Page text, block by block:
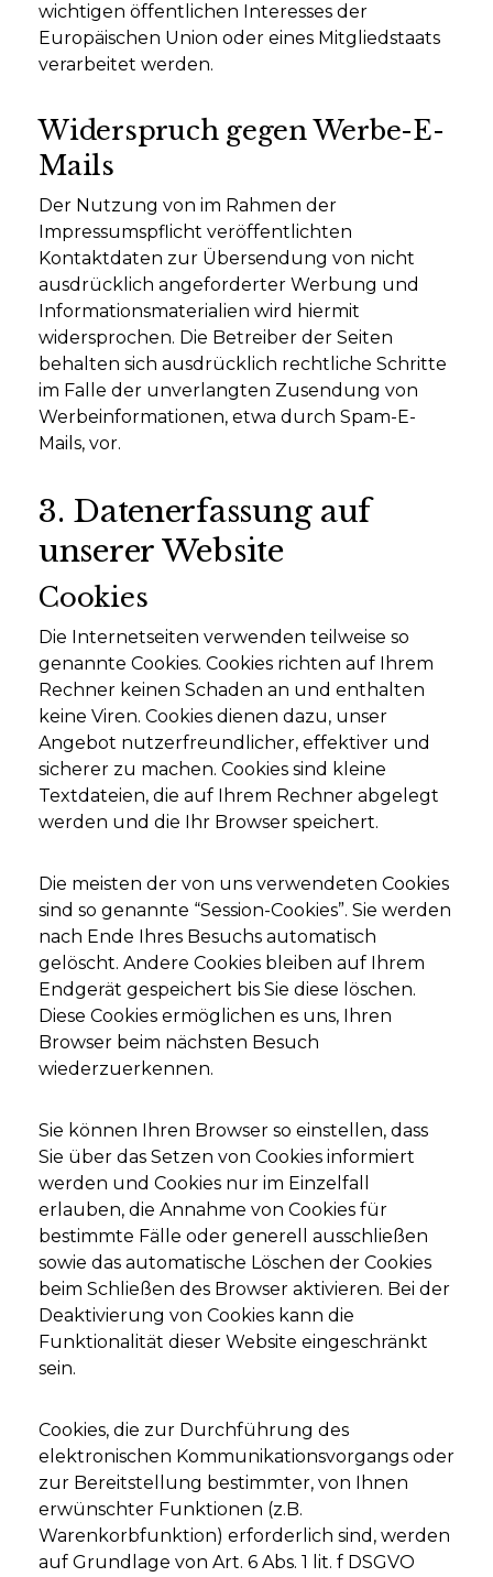
wichtigen öffentlichen Interesses der
Europäischen Union oder eines Mitgliedstaats
verarbeitet werden.
Widerspruch gegen Werbe-E-
Mails
Der Nutzung von im Rahmen der
Impressumspflicht veröffentlichten
Kontaktdaten zur Übersendung von nicht
ausdrücklich angeforderter Werbung und
Informationsmaterialien wird hiermit
widersprochen. Die Betreiber der Seiten
behalten sich ausdrücklich rechtliche Schritte
im Falle der unverlangten Zusendung von
Werbeinformationen, etwa durch Spam-E-
Mails, vor.
3. Datenerfassung auf
unserer Website
Cookies
Die Internetseiten verwenden teilweise so
genannte Cookies. Cookies richten auf Ihrem
Rechner keinen Schaden an und enthalten
keine Viren. Cookies dienen dazu, unser
Angebot nutzerfreundlicher, effektiver und
sicherer zu machen. Cookies sind kleine
Textdateien, die auf Ihrem Rechner abgelegt
werden und die Ihr Browser speichert.
Die meisten der von uns verwendeten Cookies
sind so genannte “Session-Cookies”. Sie werden
nach Ende Ihres Besuchs automatisch
gelöscht. Andere Cookies bleiben auf Ihrem
Endgerät gespeichert bis Sie diese löschen.
Diese Cookies ermöglichen es uns, Ihren
Browser beim nächsten Besuch
wiederzuerkennen.
Sie können Ihren Browser so einstellen, dass
Sie über das Setzen von Cookies informiert
werden und Cookies nur im Einzelfall
erlauben, die Annahme von Cookies für
bestimmte Fälle oder generell ausschließen
sowie das automatische Löschen der Cookies
beim Schließen des Browser aktivieren. Bei der
Deaktivierung von Cookies kann die
Funktionalität dieser Website eingeschränkt
sein.
Cookies, die zur Durchführung des
elektronischen Kommunikationsvorgangs oder
zur Bereitstellung bestimmter, von Ihnen
erwünschter Funktionen (z.B.
Warenkorbfunktion) erforderlich sind, werden
auf Grundlage von Art. 6 Abs. 1 lit. f DSGVO